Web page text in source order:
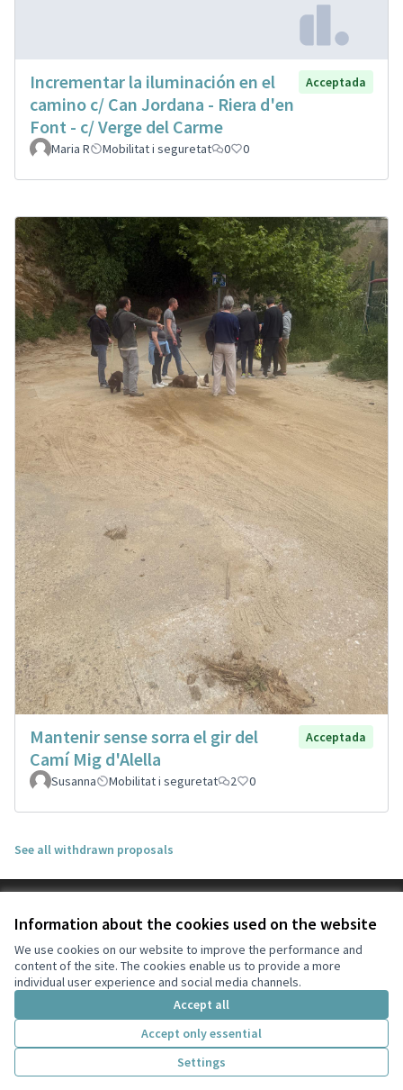
Information about the cookies used on the website
We use cookies on our website to improve the performance and
content of the site. The cookies enable us to provide a more
individual user experience and social media channels.
Accept all
Accept only essential
Settings
Incrementar la iluminación en el
camino c/ Can Jordana - Riera d'en
Font - c/ Verge del Carme
Acceptada
Maria R Mobilitat i seguretat 0 0
Mantenir sense sorra el gir del
Camí Mig d'Alella
Acceptada
Susanna Mobilitat i seguretat 2 0
See all withdrawn proposals
Cookie settings
Participa Tiana at X
(External link)
Participa Tiana at Facebook
(External link)
Participa Tiana at Instagram
(External link)
Participa Tiana at YouTube
(External link)
English
Triar la llengua Elegir el idiomaChoose language
Website made withfree software .
Creative
(External